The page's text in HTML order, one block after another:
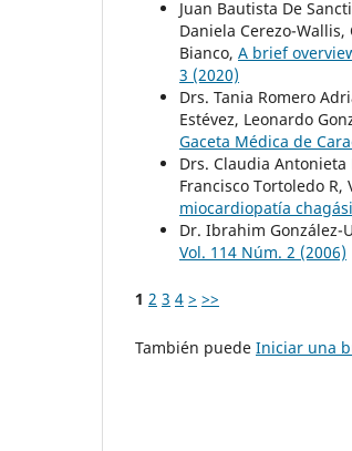
Juan Bautista De
Daniela Cerezo-
Bianco, A brief
3 (2020)
Drs. Tania Romero
Estévez, Leonardo
Gaceta Médica de
Drs. Claudia Antonieta
Francisco Tortoledo R,
miocardiopatía
Dr. Ibrahim González-
Vol. 114 Núm. 2 (2006)
1 2 3 4 > >>
También puede Iniciar una